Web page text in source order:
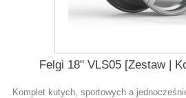
Felgi 18" VLS05 [Zestaw |
Komplet kutych, sportowych a